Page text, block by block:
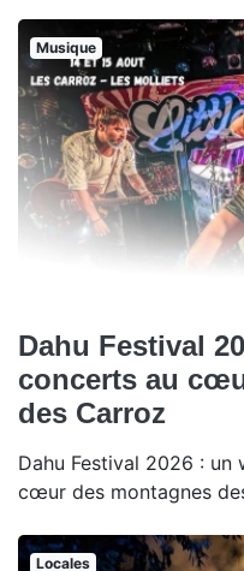
Musique
Dahu Festival
concerts au
des Carroz
Dahu Festival 2026 : un
cœur des montagnes
Locales